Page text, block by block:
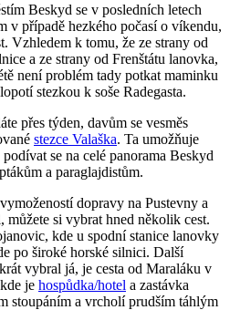
Beskyd se v posledních letech
v případě hezkého počasí o víkendu,
Vzhledem k tomu, že ze strany od
a ze strany od Frenštátu lanovka,
není problém tady potkat maminku
stezkou k soše Radegasta.
přes týden, davům se vesměs
stezce Valaška. Ta umožňuje
se na celé panorama Beskyd
a paraglajdistům.
dopravy na Pustevny a
můžete si vybrat hned několik cest.
kde u spodní stanice lanovky
po široké horské silnici. Další
vybral já, je cesta od Maraláku v
je hospůdka/hotel a zastávka
stoupáním a vrcholí prudším táhlým